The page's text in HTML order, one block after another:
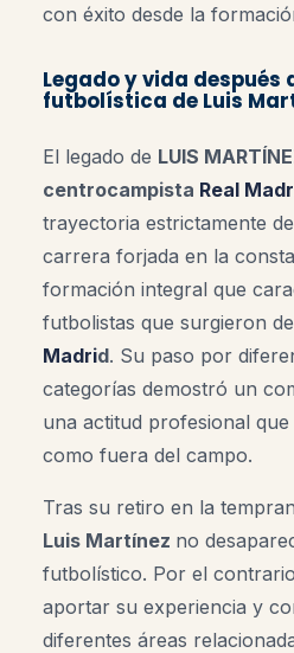
con éxito desde la
Legado y vida después
futbolística de Luis
El legado de LUIS
centrocampista Real
trayectoria estrictamente
carrera forjada en la
formación integral que
futbolistas que surgieron de
Madrid. Su paso por
categorías demostró un
una actitud profesional
como fuera del campo.
Tras su retiro en la
Luis Martínez no
futbolístico. Por el
aportar su experiencia y
diferentes áreas